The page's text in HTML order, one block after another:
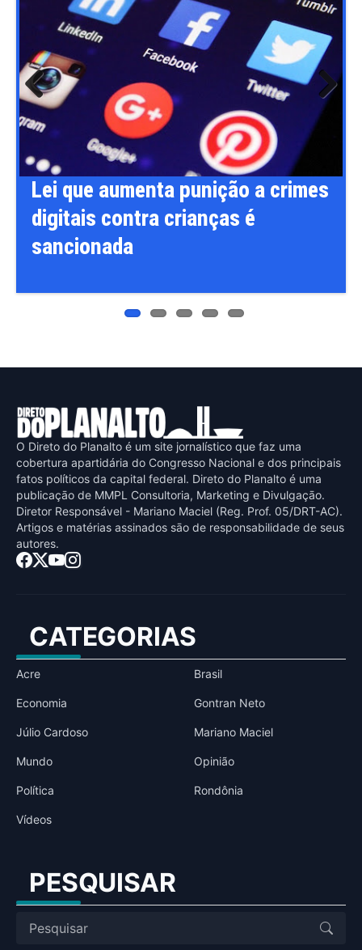
Lei que aumenta punição a crimes
digitais contra crianças é
sancionada
Previ
ous
Next
O Direto do Planalto é um site jornalístico que faz uma
cobertura apartidária do Congresso Nacional e dos principais
fatos políticos da capital federal. Direto do Planalto é uma
publicaçāo de MMPL Consultoria, Marketing e Divulgaçāo.
Diretor Responsável - Mariano Maciel (Reg. Prof. 05/DRT-AC).
Artigos e matérias assinados sāo de responsabilidade de seus
autores.
CATEGORIAS
Acre Brasil
Economia Gontran Neto
Júlio Cardoso Mariano Maciel
Mundo Opinião
Política Rondônia
Vídeos
PESQUISAR